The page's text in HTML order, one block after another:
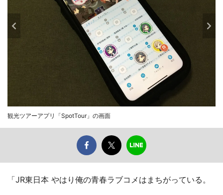
観光ツアーアプリ「SpotTour」の画面
「JR東日本 やはり俺の青春ラブコメはまちがっている。